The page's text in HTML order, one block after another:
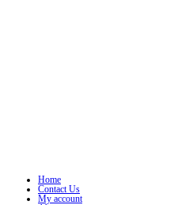
Home
Contact Us
My account